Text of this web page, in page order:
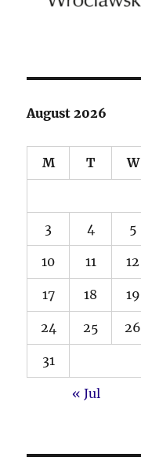
August 2026
M T W
3 4 5
10 11 12
17 18 19
24 25 26
31
« Jul